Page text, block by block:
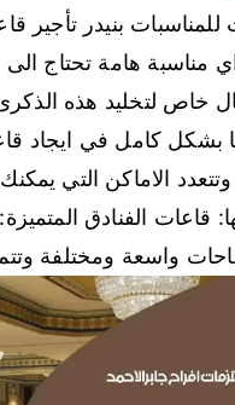
للمناسبات بنيدر تأجير
مناسبة هامة تحتاج
خاص لتخليد هذه
بشكل كامل في ايجاد
وتتعدد الاماكن التي
قاعات الفنادق المتميزة:
واسعة ومختلفة